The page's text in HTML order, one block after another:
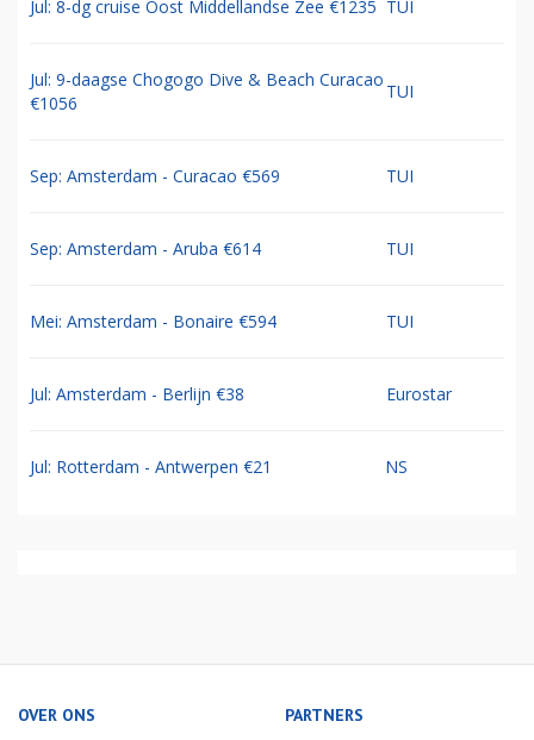
Jul: 8-dg cruise Oost Middellandse Zee €1235 TUI
Jul: 9-daagse Chogogo Dive & Beach Curacao
€1056
TUI
Sep: Amsterdam - Curacao €569 TUI
Sep: Amsterdam - Aruba €614 TUI
Mei: Amsterdam - Bonaire €594 TUI
Jul: Amsterdam - Berlijn €38 Eurostar
Jul: Rotterdam - Antwerpen €21 NS
OVER ONS PARTNERS